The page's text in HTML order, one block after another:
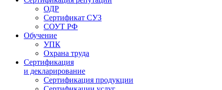
ОДР
Сертификат СУЗ
СОУТ РФ
Обучение
УПК
Охрана труда
Сертификация
и декларирование
Сертификация продукции